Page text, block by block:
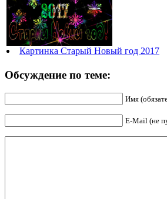
Картинка Старый Новый год 2017
Обсуждение по теме:
Имя
E-Mail (не